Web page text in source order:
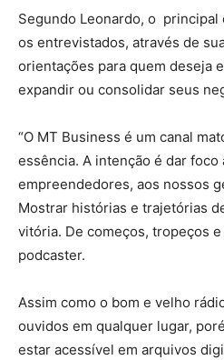
Segundo Leonardo, o principal
os entrevistados, através de
orientações para quem deseja
expandir ou consolidar seus
“O MT Business é um canal
essência. A intenção é dar foco
empreendedores, aos nossos
Mostrar histórias e trajetórias
vitória. De começos, tropeços
podcaster.
Assim como o bom e velho
ouvidos em qualquer lugar,
estar acessível em arquivos